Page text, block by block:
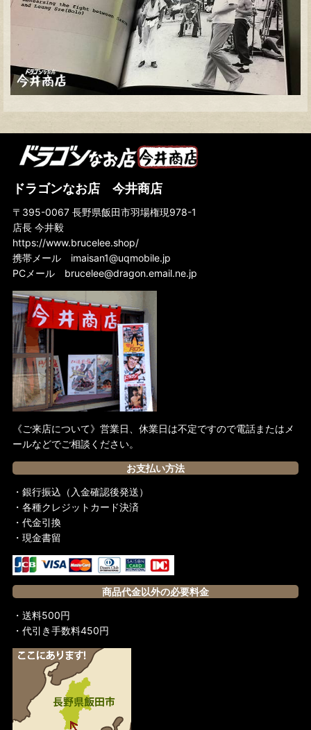
ドラゴンなお店 今井商店
〒395-0067 長野県飯田市羽場権現978-1
店長 今井毅
https://www.brucelee.shop/
携帯メール imaisan1@uqmobile.jp
PCメール brucelee@dragon.email.ne.jp
《ご来店について》営業日、休業日は不定ですので電話またはメ
ールなどでご相談ください。
お支払い方法
・銀行振込（入金確認後発送）
・各種クレジットカード決済
・代金引換
・現金書留
商品代金以外の必要料金
・送料500円
・代引き手数料450円